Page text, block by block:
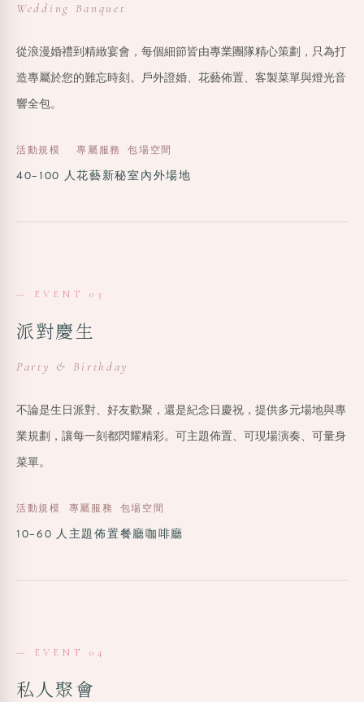
Wedding Banquet
從浪漫婚禮到精緻宴會，每個細節皆由專業團隊精心策劃，只為打
造專屬於您的難忘時刻。戶外證婚、花藝佈置、客製菜單與燈光音
響全包。
活動規模
40–100 人
專屬服務
花藝新秘
包場空間
室內外場地
— EVENT 03
派對慶生
Party & Birthday
不論是生日派對、好友歡聚，還是紀念日慶祝，提供多元場地與專
業規劃，讓每一刻都閃耀精彩。可主題佈置、可現場演奏、可量身
菜單。
活動規模
10–60 人
專屬服務
主題佈置
包場空間
餐廳咖啡廳
— EVENT 04
私人聚會